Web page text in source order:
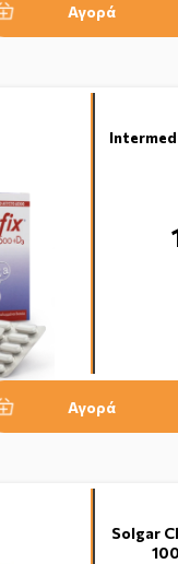
Αγορά
Αγορά
Solgar